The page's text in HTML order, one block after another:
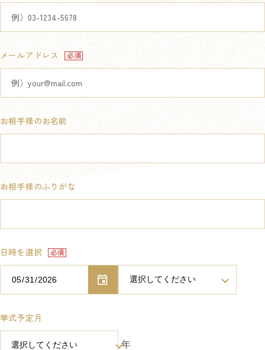
メールアドレス
お相手様のお名前
お相手様のふりがな
日時を選択
挙式予定月
年